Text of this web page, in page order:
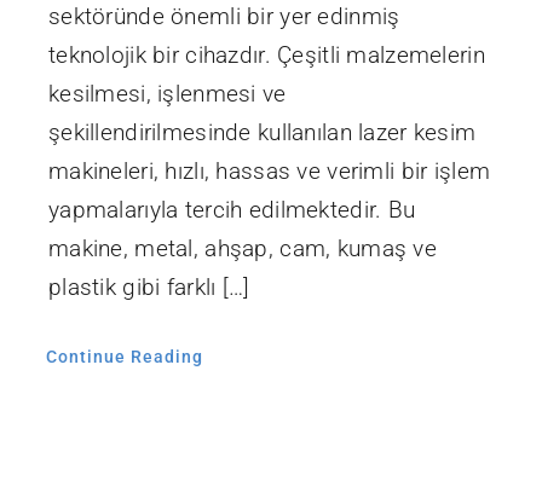
sektöründe önemli bir yer edinmiş
teknolojik bir cihazdır. Çeşitli malzemelerin
kesilmesi, işlenmesi ve
şekillendirilmesinde kullanılan lazer kesim
makineleri, hızlı, hassas ve verimli bir işlem
yapmalarıyla tercih edilmektedir. Bu
makine, metal, ahşap, cam, kumaş ve
plastik gibi farklı […]
Continue Reading